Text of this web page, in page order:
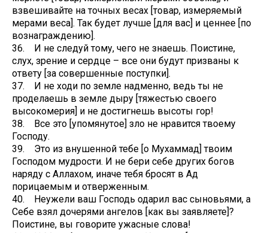
взвешивайте на точных весах [товар, измеряемый
мерами веса]. Так будет лучше [для вас] и ценнее [по
вознаграждению].
36. И не следуй тому, чего не знаешь. Поистине,
слух, зрение и сердце – все они будут призваны к
ответу [за совершенные поступки].
37. И не ходи по земле надменно, ведь ты не
проделаешь в земле дыру [тяжестью своего
высокомерия] и не достигнешь высоты гор!
38. Все это [упомянутое] зло не нравится твоему
Господу.
39. Это из внушенной тебе [о Мухаммад] твоим
Господом мудрости. И не бери себе других богов
наряду с Аллахом, иначе тебя бросят в Ад
порицаемым и отверженным.
40. Неужели ваш Господь одарил вас сыновьями, а
Себе взял дочерями ангелов [как вы заявляете]?
Поистине, вы говорите ужасные слова!